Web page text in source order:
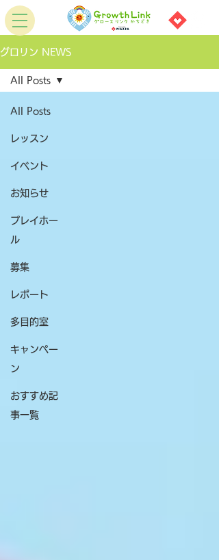
グロリン NEWS
All Posts
レッスン
イベント
お知らせ
プレイホー
ル
募集
レポート
多目的室
キャンペー
ン
おすすめ記
事一覧
All Posts